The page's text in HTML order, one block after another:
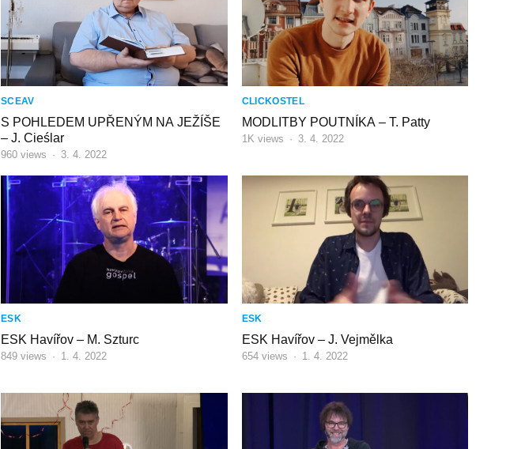
SCEAV
S POHLEDEM UPŘENÝM NA JEŽÍŠE
– J. Cieślar
960 views · 3. 4. 2022
CLICKOSTEL
MODLITBY POUTNÍKA – T. Patty
1K views · 3. 4. 2022
ESK
ESK Havířov – M. Szturc
849 views · 1. 4. 2022
ESK
ESK Havířov – J. Vejmělka
654views · 1. 4. 2022